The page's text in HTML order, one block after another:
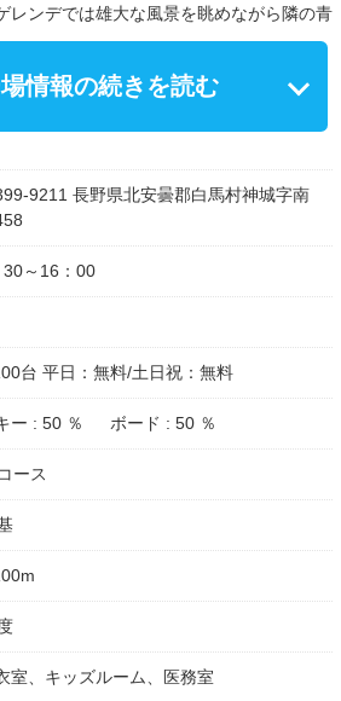
レンデでは雄大な風景を眺めながら隣の青
な感覚が味わえます。
情報の続きを読む
9211 長野県北安曇郡白馬村神城字南
30～16：00
台 平日：無料/土日祝：無料
ー : 50 ％ ボード : 50 ％
ース
室、キッズルーム、医務室